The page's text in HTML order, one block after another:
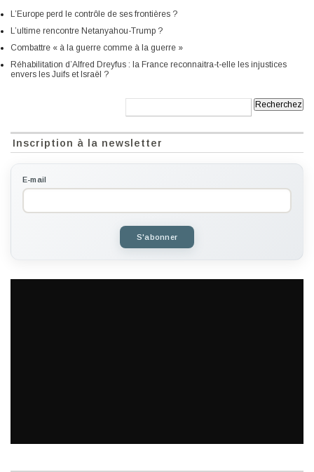
L’Europe perd le contrôle de ses frontières ?
L’ultime rencontre Netanyahou-Trump ?
Combattre « à la guerre comme à la guerre »
Réhabilitation d’Alfred Dreyfus : la France reconnaitra-t-elle les injustices
envers les Juifs et Israël ?
Inscription à la newsletter
E-mail
S'abonner